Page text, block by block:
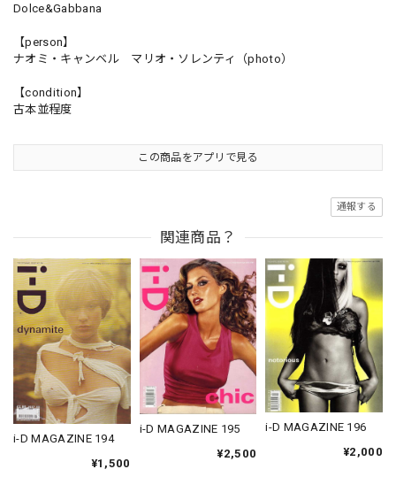
Dolce&Gabbana
【person】
ナオミ・キャンベル マリオ・ソレンティ（photo）
【condition】
古本並程度
この商品をアプリで見る
通報する
関連商品？
i-D MAGAZINE 194
¥1,500
i-D MAGAZINE 195
¥2,500
i-D MAGAZINE 196
¥2,000